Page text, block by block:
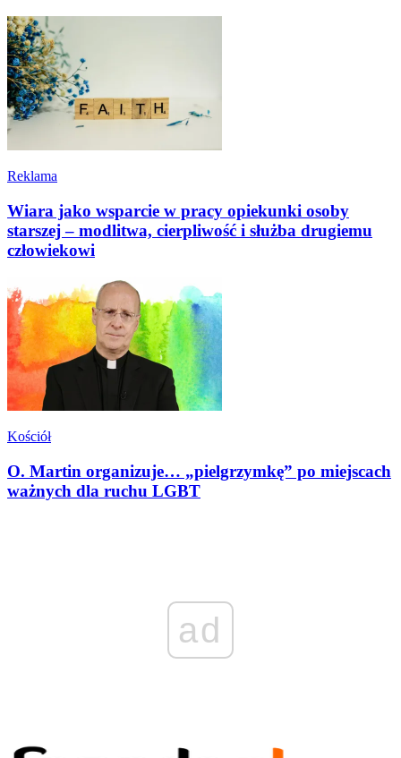
Reklama
Wiara jako wsparcie w pracy opiekunki osoby
starszej – modlitwa, cierpliwość i służba drugiemu
człowiekowi
Kościół
O. Martin organizuje… „pielgrzymkę” po miejscach
ważnych dla ruchu LGBT
ad